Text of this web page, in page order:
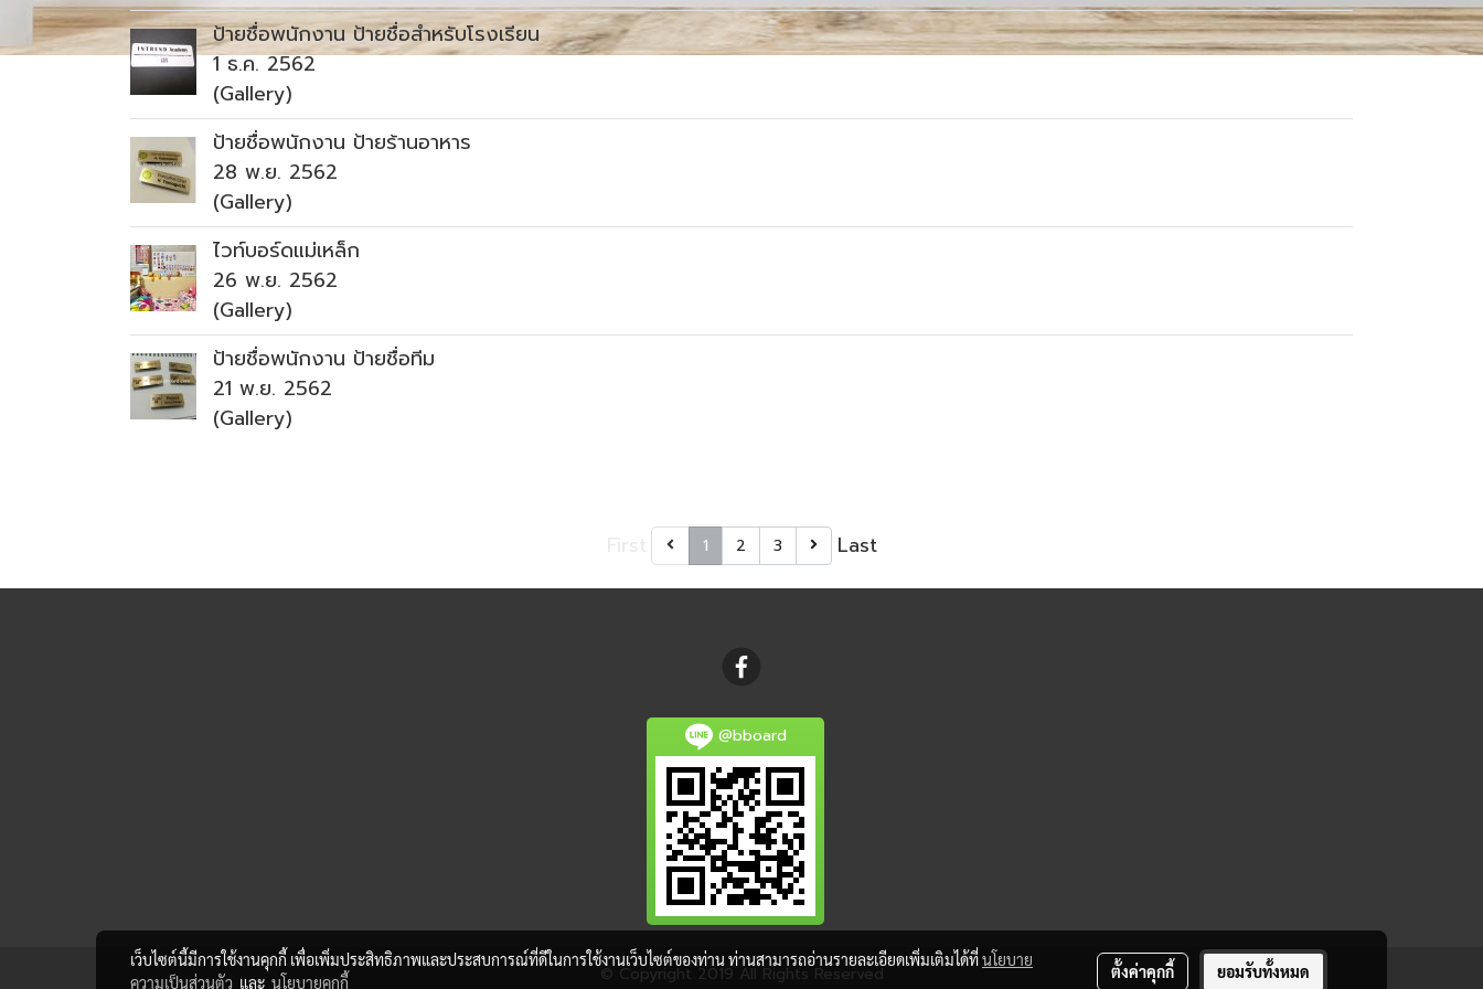
ป้ายชื่อพนักงาน ป้ายชื่อสำหรับโรงเรียน
1 ธ.ค. 2562
(Gallery)
ป้ายชื่อพนักงาน ป้ายร้านอาหาร
28 พ.ย. 2562
(Gallery)
ไวท์บอร์ดแม่เหล็ก
26 พ.ย. 2562
(Gallery)
ป้ายชื่อพนักงาน ป้ายชื่อทีม
21 พ.ย. 2562
(Gallery)
1 2 3 Last
@bboard
© Copyright 2019 All Rights Reserved
เว็บไซต์นี้มีการใช้งานคุกกี้ เพื่อเพิ่มประสิทธิภาพและประสบการณ์ที่ดีในการใช้งานเว็บไซต์ของท่าน ท่านสามารถอ่านรายละเอียดเพิ่มเติมได้ที่นโยบาย
ความเป็นส่วนตัว และ นโยบายคุกกี้
ตั้งค่าคุกกี้ ยอมรับทั้งหมด